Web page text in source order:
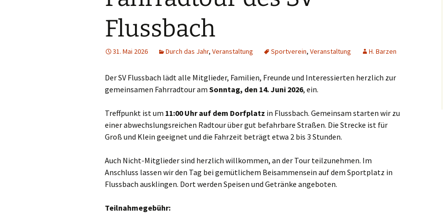
Satzungen A.R.T. Abfuhrkalender
Flußbach
Westenergie –
Wasserversorgung
WILDSAU MC
Flussbach
31. Mai 2026 Durch das Jahr, Veranstaltung Sportverein, Veranstaltung H. Barzen
Der SV Flussbach lädt alle Mitglieder, Familien, Freunde und Interessierten herzlich zur
gemeinsamen Fahrradtour am Sonntag, den 14. Juni 2026, ein.
Treffpunkt ist um 11:00 Uhr auf dem Dorfplatz in Flussbach. Gemeinsam starten wir zu
einer abwechslungsreichen Radtour über gut befahrbare Straßen. Die Strecke ist für
Groß und Klein geeignet und die Fahrzeit beträgt etwa 2 bis 3 Stunden.
Auch Nicht-Mitglieder sind herzlich willkommen, an der Tour teilzunehmen. Im
Anschluss lassen wir den Tag bei gemütlichem Beisammensein auf dem Sportplatz in
Flussbach ausklingen. Dort werden Speisen und Getränke angeboten.
Teilnahmegebühr: